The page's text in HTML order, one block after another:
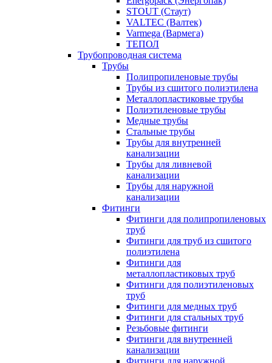
STOUT (Стаут)
VALTEC (Валтек)
Varmega (Вармега)
ТЕПОЛ
Трубопроводная система
Трубы
Полипропиленовые трубы
Трубы из сшитого полиэтилена
Металлопластиковые трубы
Полиэтиленовые трубы
Медные трубы
Стальные трубы
Трубы для внутренней
канализации
Трубы для ливневой
канализации
Трубы для наружной
канализации
Фитинги
Фитинги для полипропиленовых
труб
Фитинги для труб из сшитого
полиэтилена
Фитинги для
металлопластиковых труб
Фитинги для полиэтиленовых
труб
Фитинги для медных труб
Фитинги для стальных труб
Резьбовые фитинги
Фитинги для внутренней
канализации
Фитинги для наружной